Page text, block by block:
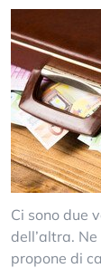
Ci sono due
dell’altra.
propone di